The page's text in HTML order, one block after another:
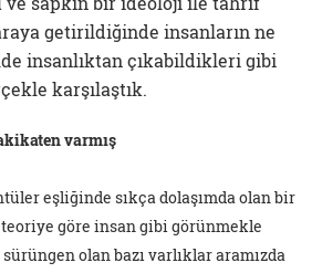
getirildiğinde insanların ne
insanlıktan çıkabildikleri gibi
karşılaştık.
varmış
eşliğinde sıkça dolaşımda olan bir
göre insan gibi görünmekle
olan bazı varlıklar aramızda